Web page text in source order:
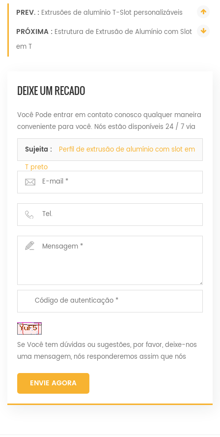
PREV. : Extrusões de alumínio T-Slot personalizáveis
PRÓXIMA : Estrutura de Extrusão de Alumínio com Slot
em T
DEIXE UM RECADO
Você Pode entrar em contato conosco qualquer maneira
conveniente para você. Nós estão disponíveis 24 / 7 via
Fax, e-mail ou Telefone.
Sujeita :
Perfil de extrusão de alumínio com slot em
T preto
Se Você tem dúvidas ou sugestões, por favor, deixe-nos
uma mensagem, nós responderemos assim que nós
ENVIE AGORA